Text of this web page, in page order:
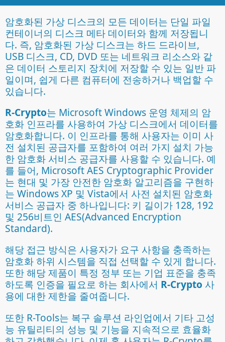
70.34 MB
암호화된 가상 디스크의 모든 데이터는 단일 파일
컨테이너의 디스크 메타 데이터와 함께 저장됩니
다. 즉, 암호화된 가상 디스크는 하드 드라이브,
USB 디스크, CD, DVD 또는 네트워크 리소스와 같
은 데이터 스토리지 장치에 저장할 수 있는 일반 파
일이며, 쉽게 다른 컴퓨터에 전송하거나 백업할 수
있습니다.
R-Crypto는 Microsoft Windows 운영 체제의 암
호화 인프라를 사용하여 가상 디스크에서 데이터를
암호화합니다. 이 인프라를 통해 사용자는 이미 사
전 설치된 공급자를 포함하여 여러 가지 설치 가능
한 암호화 서비스 공급자를 사용할 수 있습니다. 예
를 들어, Microsoft AES Cryptographic Provider
는 현대 및 가장 안전한 암호화 알고리즘을 구현하
는 Windows XP 및 Vista에서 사전 설치된 암호화
서비스 공급자 중 하나입니다: 키 길이가 128, 192
및 256비트인 AES(Advanced Encryption
Standard).
해당 접근 방식은 사용자가 요구 사항을 충족하는
암호화 하위 시스템을 직접 선택할 수 있게 합니다.
또한 해당 제품이 특정 정부 또는 기업 표준을 충족
하도록 인증을 필요로 하는 회사에서 R-Crypto 사
용에 대한 제한을 줄여줍니다.
또한 R-Tools는 복구 솔루션 라인업에서 기타 고성
능 유틸리티의 성능 및 기능을 지속적으로 효율화